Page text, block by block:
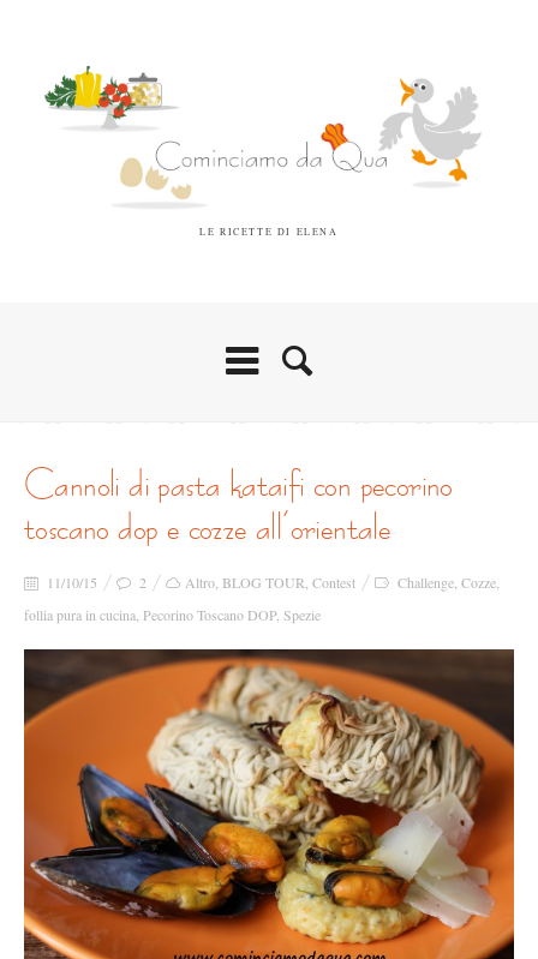
LE RICETTE DI ELENA
cannoli di pasta kataifi con pecorino
toscano dop e cozze all’orientale
11/10/15 2 Altro BLOG TOUR Contest Challenge Cozze
follia pura in cucina Pecorino Toscano DOP, Spezie